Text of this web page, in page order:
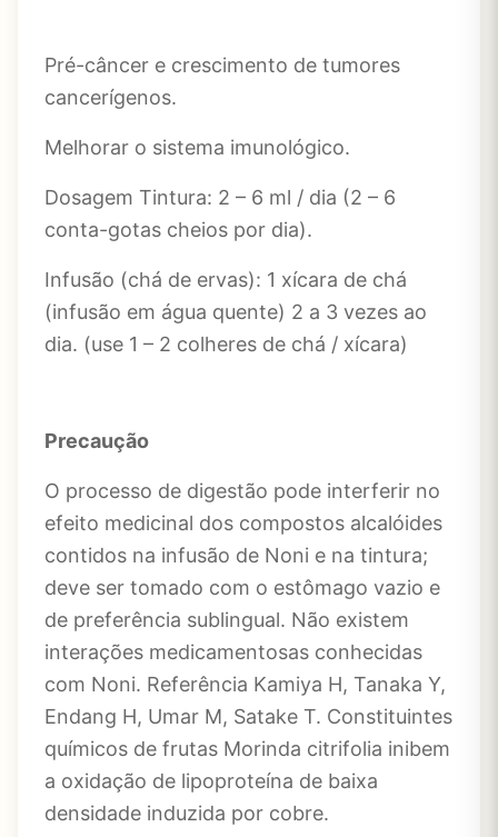
Pré-câncer e crescimento de tumores
cancerígenos.
Melhorar o sistema imunológico.
Dosagem Tintura: 2 – 6 ml / dia (2 – 6
conta-gotas cheios por dia).
Infusão (chá de ervas): 1 xícara de chá
(infusão em água quente) 2 a 3 vezes ao
dia. (use 1 – 2 colheres de chá / xícara)
Precaução
O processo de digestão pode interferir no
efeito medicinal dos compostos alcalóides
contidos na infusão de Noni e na tintura;
deve ser tomado com o estômago vazio e
de preferência sublingual. Não existem
interações medicamentosas conhecidas
com Noni. Referência Kamiya H, Tanaka Y,
Endang H, Umar M, Satake T. Constituintes
químicos de frutas Morinda citrifolia inibem
a oxidação de lipoproteína de baixa
densidade induzida por cobre.